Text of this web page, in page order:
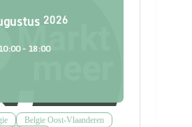
2026
- 18:00
Belgie Oost-Vlaanderen